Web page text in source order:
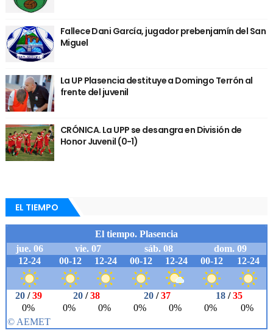
Fallece Dani García, jugador prebenjamín del San
Miguel
La UP Plasencia destituye a Domingo Terrón al
frente del juvenil
CRÓNICA. La UPP se desangra en División de
Honor Juvenil (0-1)
EL TIEMPO